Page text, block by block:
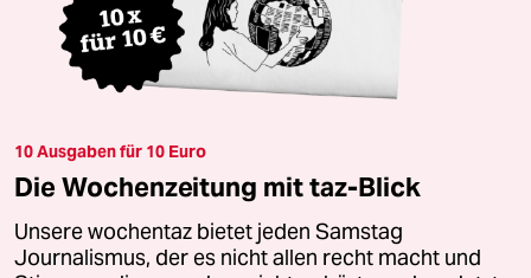
10 Ausgaben für 10 Euro
Die Wochenzeitung mit taz-Blick
Unsere wochentaz bietet jeden Samstag
Journalismus, der es nicht allen recht macht und